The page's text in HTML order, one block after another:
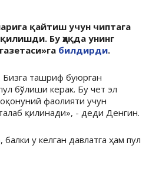
қайтиш учун чиптага
Бу ҳақда унинг
билдирди.
Бизга ташриф буюрган
бўлиши керак. Бу чет эл
фаолияти учун
қилинади», - деди Денгин.
у келган давлатга ҳам пул